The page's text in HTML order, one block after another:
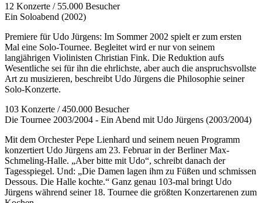
12 Konzerte / 55.000 Besucher
Ein Soloabend (2002)
Premiere für Udo Jürgens: Im Sommer 2002 spielt er zum ersten
Mal eine Solo-Tournee. Begleitet wird er nur von seinem
langjährigen Violinisten Christian Fink. Die Reduktion aufs
Wesentliche sei für ihn die ehrlichste, aber auch die anspruchsvollste
Art zu musizieren, beschreibt Udo Jürgens die Philosophie seiner
Solo-Konzerte.
103 Konzerte / 450.000 Besucher
Die Tournee 2003/2004 - Ein Abend mit Udo Jürgens (2003/2004)
Mit dem Orchester Pepe Lienhard und seinem neuen Programm
konzertiert Udo Jürgens am 23. Februar in der Berliner Max-
Schmeling-Halle. „Aber bitte mit Udo“, schreibt danach der
Tagesspiegel. Und: „Die Damen lagen ihm zu Füßen und schmissen
Dessous. Die Halle kochte.“ Ganz genau 103-mal bringt Udo
Jürgens während seiner 18. Tournee die größten Konzertarenen zum